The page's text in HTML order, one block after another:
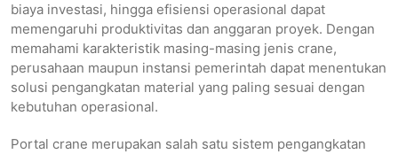
biaya investasi, hingga efisiensi operasional dapat
memengaruhi produktivitas dan anggaran proyek. Dengan
memahami karakteristik masing-masing jenis crane,
perusahaan maupun instansi pemerintah dapat menentukan
solusi pengangkatan material yang paling sesuai dengan
kebutuhan operasional.
Portal crane merupakan salah satu sistem pengangkatan